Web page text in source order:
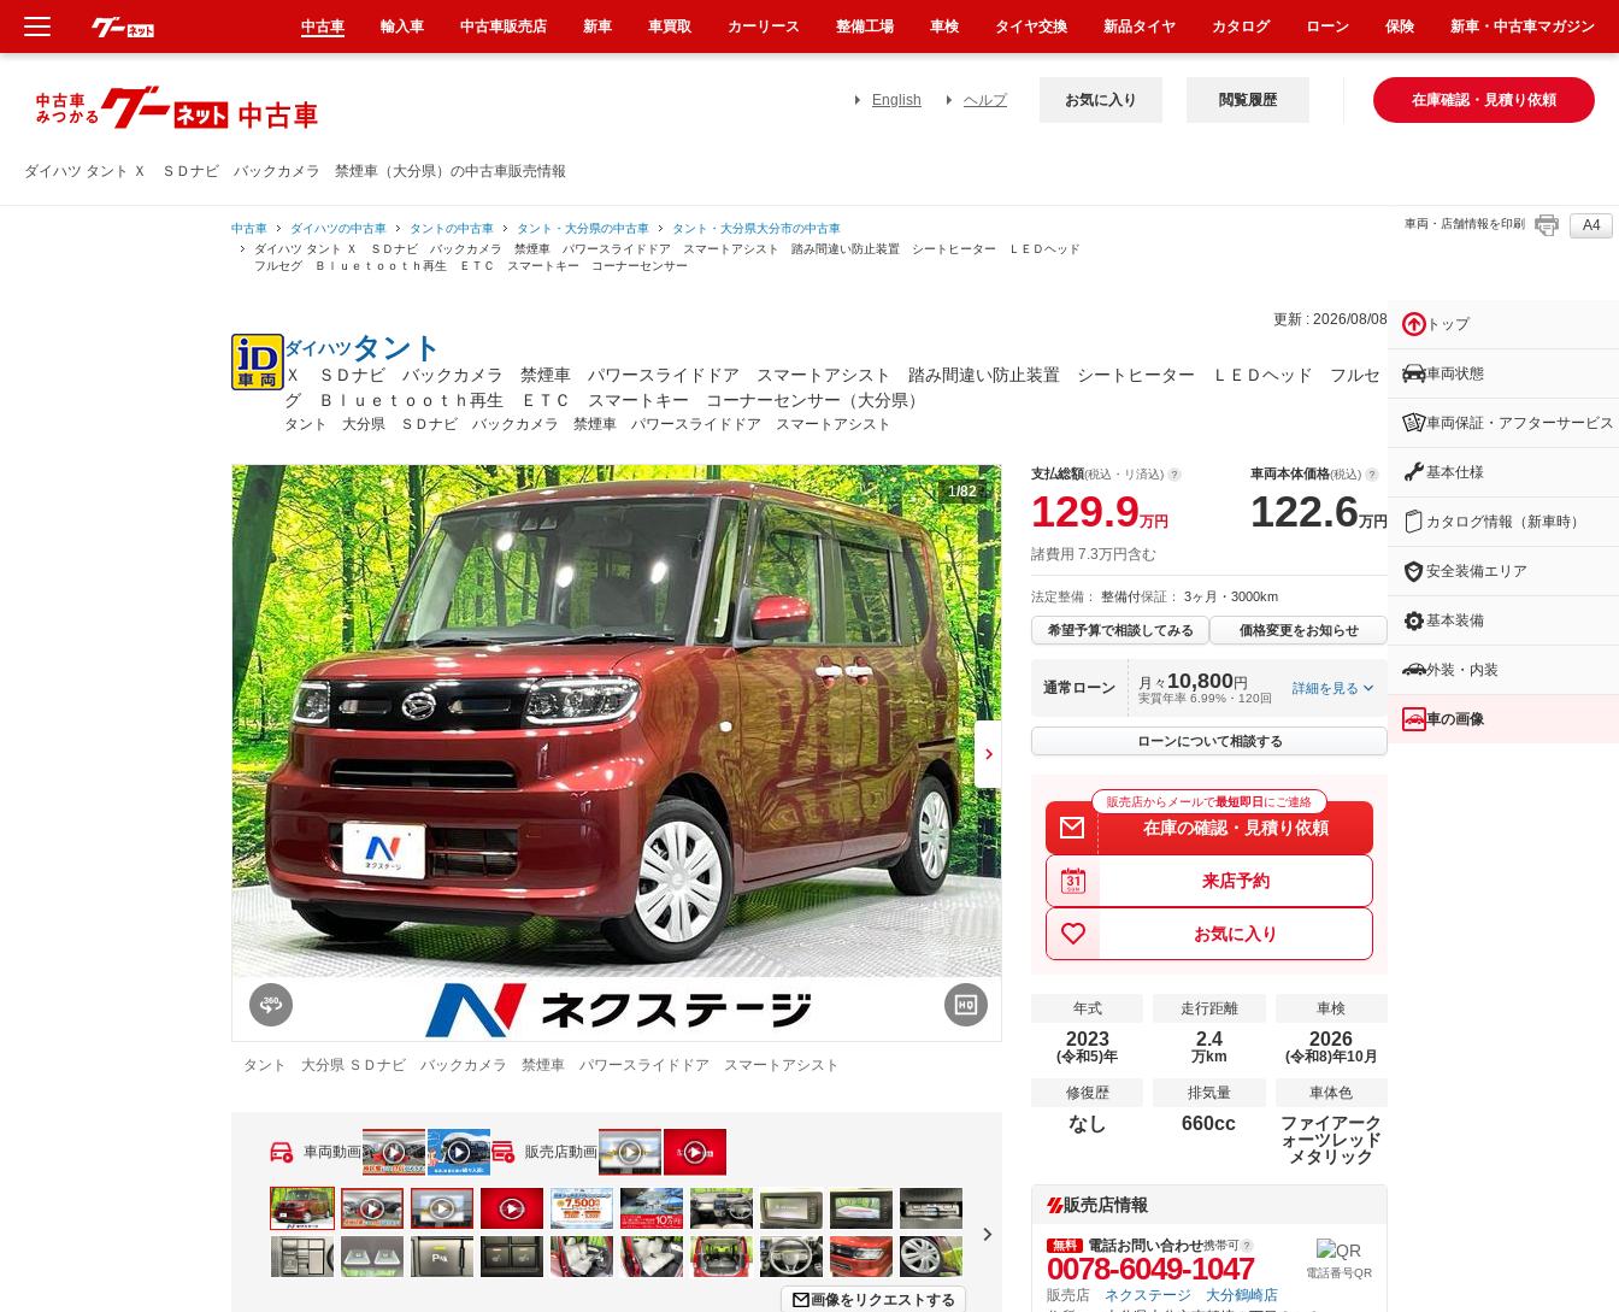
ダイハツ タント Ｘ ＳＤナビ バックカメラ 禁煙車（大分県）の中古車販売情報
English ヘルプ 在庫確認・見積り依頼
お気に入り 閲覧履歴
中古車 ダイハツの中古車 タントの中古車 タント・大分県の中古車
タント・大分県大分市の中古車
ダイハツ タント Ｘ ＳＤナビ バックカメラ 禁煙車 パワースライドドア スマートアシスト 踏み間違い防止装置 シートヒーター ＬＥＤヘッド
フルセグ Ｂｌｕｅｔｏｏｔｈ再生 ＥＴＣ スマートキー コーナーセンサー
車両・店舗情報を印刷 A4
更新 : 2026/08/08
ダイハツタント
Ｘ ＳＤナビ バックカメラ 禁煙車 パワースライドドア スマートアシスト 踏み間違い防止装置 シートヒーター ＬＥＤヘッド フルセ
グ Ｂｌｕｅｔｏｏｔｈ再生 ＥＴＣ スマートキー コーナーセンサー（大分県）
タント 大分県 ＳＤナビ バックカメラ 禁煙車 パワースライドドア スマートアシスト
1/82
タント 大分県 ＳＤナビ バックカメラ 禁煙車 パワースライドドア スマートアシスト
車両動画 販売店動画
画像をリクエストする
支払総額(税込・リ済込)
129.9万円
車両本体価格(税込)
122.6万円
諸費用 7.3万円含む
法定整備： 整備付保証： 3ヶ月・3000km
希望予算で相談してみる 価格変更をお知らせ
通常ローン 月々 10,800円
実質年率 6.99%・120回
詳細を見る
ローンについて相談する
販売店からメールで最短即日 にご連絡
在庫の確認・見積り依頼
来店予約
お気に入り
年式
2023
(令和5)年
走行距離
2.4
万km
車検
2026
(令和8)年10月
修復歴
なし
排気量
660cc
車体色
ファイアーク
ォーツレッド
メタリック
販売店情報
無料 電話お問い合わせ携帯可
0078-6049-1047 電話番号QR
販売店
ネクステージ 大分鶴崎店
トップ
車両状態
車両保証・アフターサービス
基本仕様
カタログ情報（新車時）
安全装備エリア
基本装備
外装・内装
車の画像
中古車 輸入車 中古車販売店 新車 車買取 カーリース 整備工場 車検 タイヤ交換 新品タイヤ カタログ ローン 保険 新車・中古車マガジン
新車
中古車